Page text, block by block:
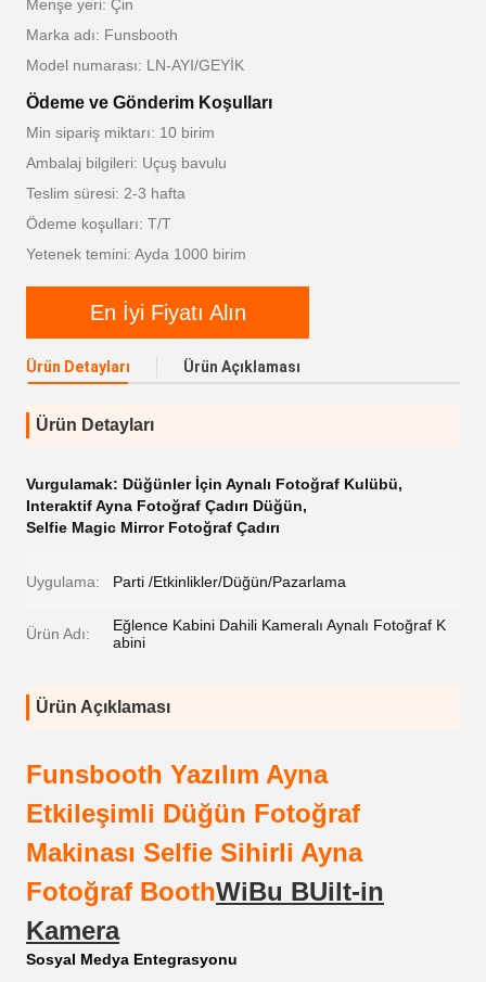
Menşe yeri: Çin
Marka adı: Funsbooth
Model numarası: LN-AYI/GEYİK
Ödeme ve Gönderim Koşulları
Min sipariş miktarı: 10 birim
Ambalaj bilgileri: Uçuş bavulu
Teslim süresi: 2-3 hafta
Ödeme koşulları: T/T
Yetenek temini: Ayda 1000 birim
En İyi Fiyatı Alın
Ürün Detayları Ürün Açıklaması
Ürün Detayları
Vurgulamak: Düğünler İçin Aynalı Fotoğraf Kulübü,
Interaktif Ayna Fotoğraf Çadırı Düğün,
Selfie Magic Mirror Fotoğraf Çadırı
Uygulama: Parti /Etkinlikler/Düğün/Pazarlama
Ürün Adı:
Eğlence Kabini Dahili Kameralı Aynalı Fotoğraf K
abini
Ürün Açıklaması
Funsbooth Yazılım Ayna
Etkileşimli Düğün Fotoğraf
Makinası Selfie Sihirli Ayna
Fotoğraf BoothWiBu BUilt-in
Kamera
Sosyal Medya Entegrasyonu